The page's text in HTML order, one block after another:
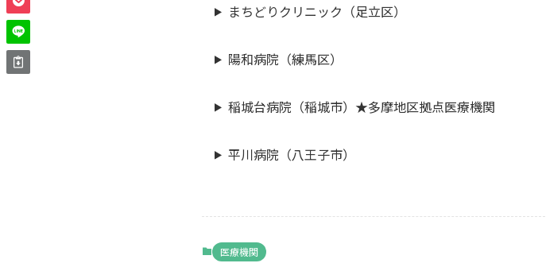
まちどりクリニック（足立区）
陽和病院（練馬区）
稲城台病院（稲城市）★多摩地区拠点医療機関
平川病院（八王子市）
医療機関